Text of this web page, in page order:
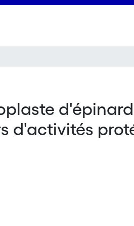
d'activités